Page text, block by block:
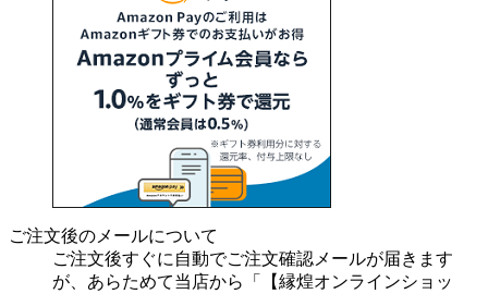
ご注文後のメールについて
ご注文後すぐに自動でご注文確認メールが届きます
が、あらためて当店から「【縁煌オンラインショッ